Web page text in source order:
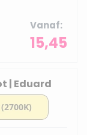
Vanaf
15,45
| Eduard